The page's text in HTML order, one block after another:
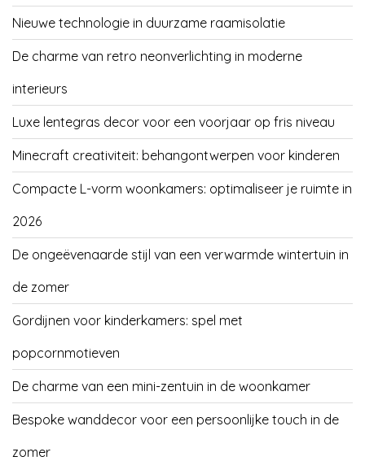
Nieuwe technologie in duurzame raamisolatie
De charme van retro neonverlichting in moderne
interieurs
Luxe lentegras decor voor een voorjaar op fris niveau
Minecraft creativiteit: behangontwerpen voor kinderen
Compacte L-vorm woonkamers: optimaliseer je ruimte in
2026
De ongeëvenaarde stijl van een verwarmde wintertuin in
de zomer
Gordijnen voor kinderkamers: spel met
popcornmotieven
De charme van een mini-zentuin in de woonkamer
Bespoke wanddecor voor een persoonlijke touch in de
zomer